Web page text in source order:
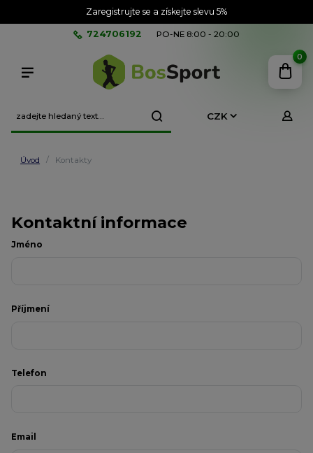
Zaregistrujte se a získejte slevu 5%
CZK
724706192 PO-NE 8:00 - 20:00
0
Úvod Kontakty
Kontaktní informace
Jméno
Příjmení
Telefon
Email